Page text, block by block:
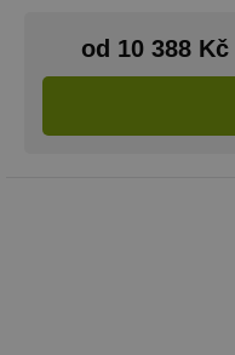
od 10 388 Kč